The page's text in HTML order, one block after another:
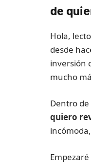
de
Hola,
desde
inversión
mucho
Dentro
quiero